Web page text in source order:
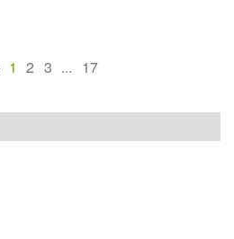
1 2 3 ... 17